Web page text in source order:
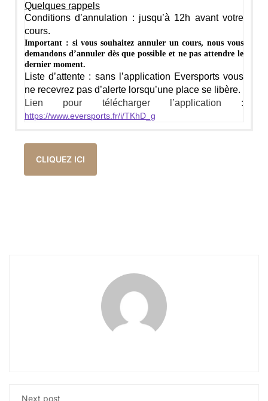
Quelques rappels
Conditions d’annulation : jusqu’à 12h avant votre
cours.
Important : si vous souhaitez annuler un cours, nous vous
demandons d’annuler dès que possible et ne pas attendre le
dernier moment.
Liste d’attente : sans l’application Eversports vous
ne recevrez pas d’alerte lorsqu’une place se libère.
Lien pour télécharger l’application :
https://www.eversports.fr/i/TKhD_g
CLIQUEZ ICI
Next post